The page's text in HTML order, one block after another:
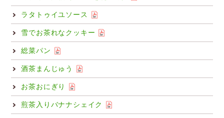
ラタトゥイユソース
雪でお茶れなクッキー
総菜パン
酒茶まんじゅう
お茶おにぎり
煎茶入りバナナシェイク